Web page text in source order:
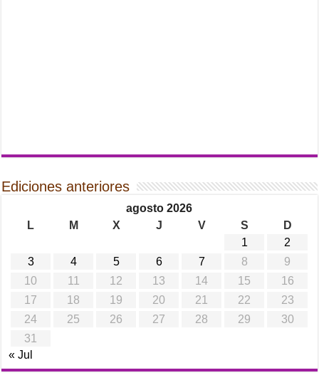
Ediciones anteriores
agosto 2026
L
M X J V S
D
1
2
3
4 5 6 7 8
9
10
11 12 13 14 15
16
17
18 19 20 21 22
23
24
25 26 27 28 29
30
31
« Jul